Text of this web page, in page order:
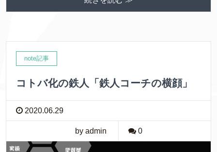
note記事
コトバ化の鉄人「鉄人コーチの横顔」
2020.06.29
by admin 0